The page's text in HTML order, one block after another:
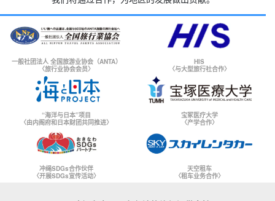
一般社团法人 全国旅游业协会（ANTA）
〈旅行业协会会员〉
HIS
〈与大型旅行社合作〉
“海洋与日本”项目
〈由内阁府和日本财团共同推进〉
宝冢医疗大学
〈产学合作〉
冲绳SDGs合作伙伴
〈开展SDGs宣传活动〉
天空租车
〈租车业务合作〉